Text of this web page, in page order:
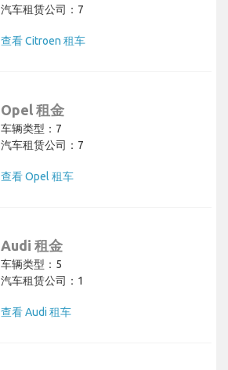
汽车租赁公司：7
查看 Citroen 租车
Opel 租金
车辆类型：7
汽车租赁公司：7
查看 Opel 租车
Audi 租金
车辆类型：5
汽车租赁公司：1
查看 Audi 租车